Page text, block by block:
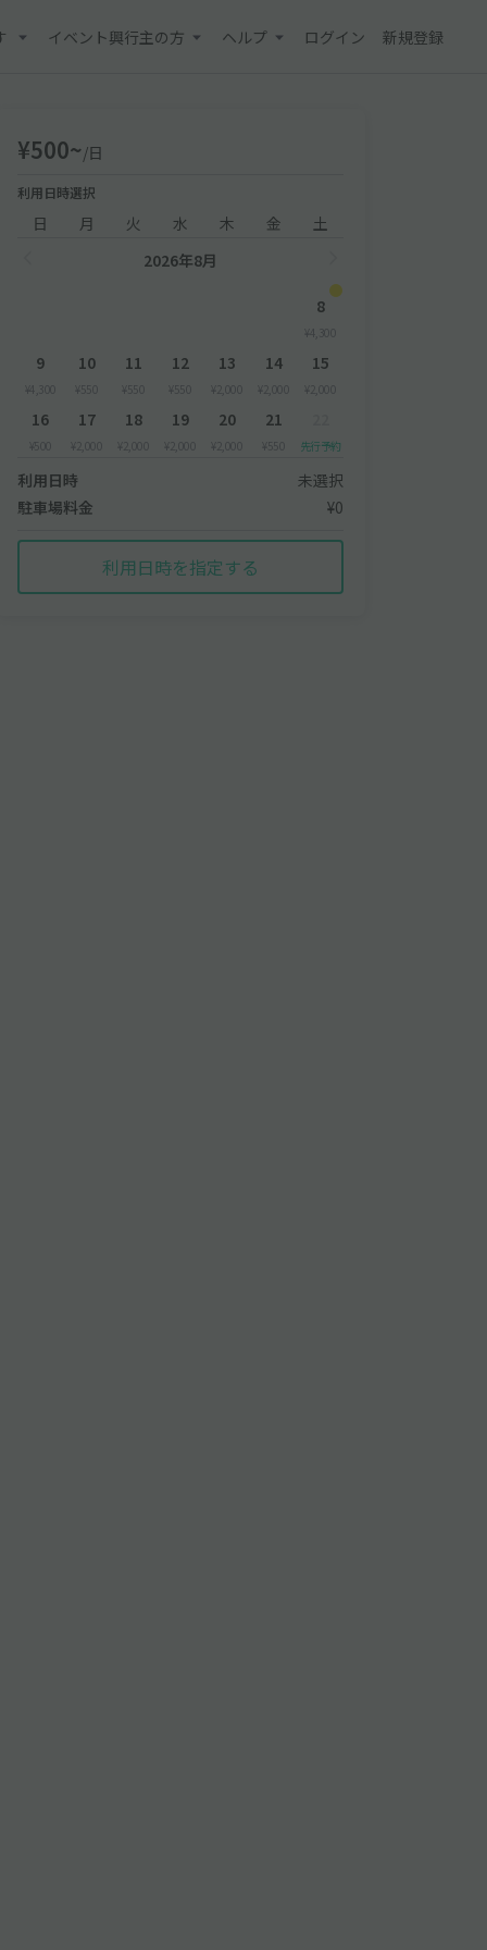
イベント興行主の方 ヘルプ ログイン 新規登録
¥500~/日
利用日時選択
日 月 火 水 木 金
土
2026年8月
8
¥4,300
9
¥4,300
10
¥550
11
¥550
12
¥550
13
¥2,000
14
¥2,000
15
¥2,000
16
¥500
17
¥2,000
18
¥2,000
19
¥2,000
20
¥2,000
21
¥550 先行予約
利用日時
未選択
駐車場料金
¥0
利用日時を指定する